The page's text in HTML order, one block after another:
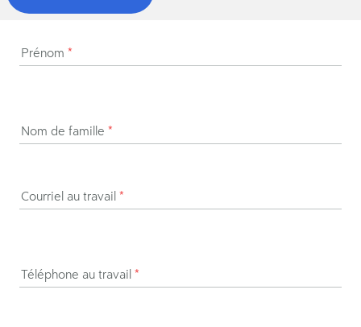
Prénom *
Nom de famille *
Courriel au travail *
Téléphone au travail *